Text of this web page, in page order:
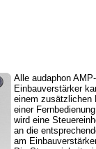
Alle audaphon AMP-
Einbauverstärker
einem zusätzlichen
einer
wird eine
an die
am